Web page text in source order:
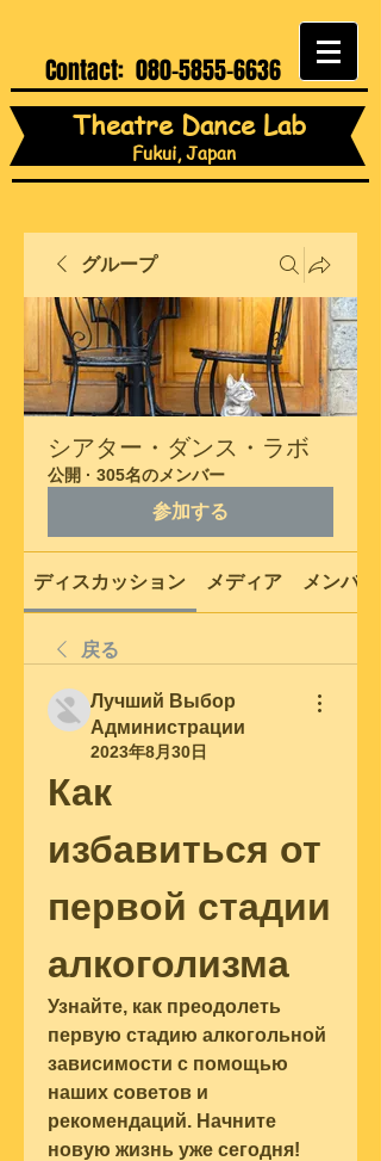
Contact: 080-5855-6636
Theatre Dance Lab
Fukui, Japan
グループ
シアター・ダンス・ラボ
公開 · 305名のメンバー
参加する
ディスカッション メディア メンバー
戻る
Лучший Выбор
Администрации
2023年8月30日
Как
избавиться от
первой стадии
алкоголизма
Узнайте, как преодолеть
первую стадию алкогольной
зависимости с помощью
наших советов и
рекомендаций. Начните
новую жизнь уже сегодня!